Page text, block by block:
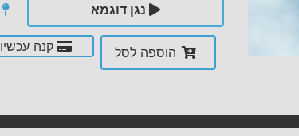
נגן דוגמא
הוספה לסל קנה עכשיו